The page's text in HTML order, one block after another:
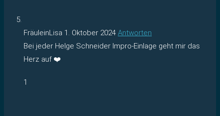
FräuleinLisa 1. Oktober 2024 Antworten
Bei jeder Helge Schneider Impro-Einlage geht mir das
Herz auf ❤️
1